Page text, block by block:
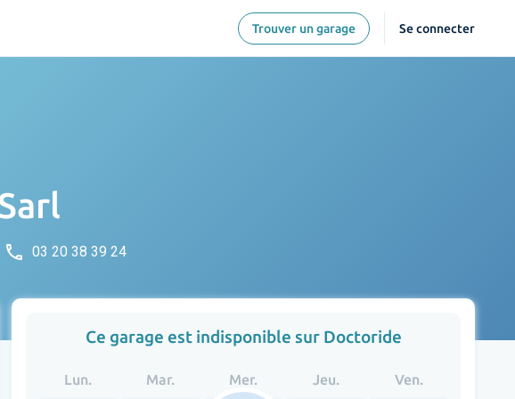
Trouver un garage Se connecter
phone 03 20 38 39 24
Ce garage est indisponible sur Doctoride
Lun. Mar. Mer. Jeu. Ven.